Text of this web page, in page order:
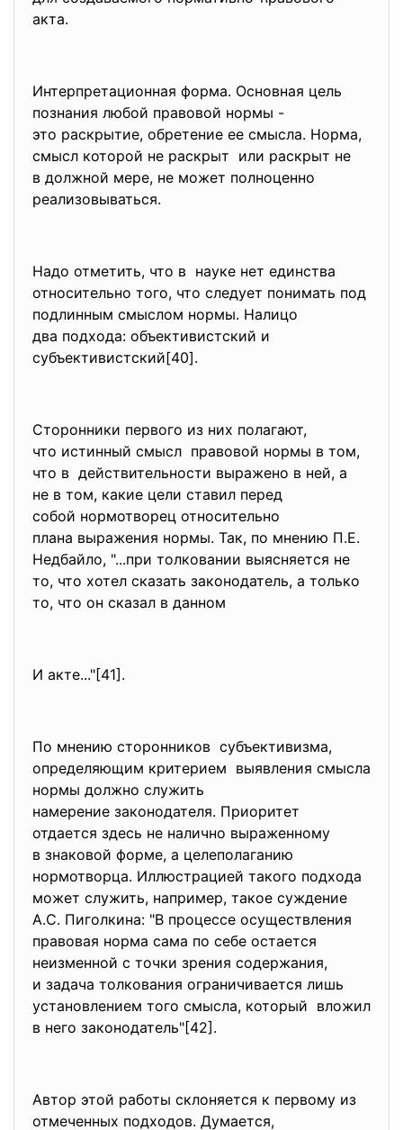
акта.
Интерпретационная форма. Основная цель
познания любой правовой нормы -
это раскрытие, обретение ее смысла. Норма,
смысл которой не раскрыт или раскрыт не
в должной мере, не может полноценно
реализовываться.
Надо отметить, что в науке нет единства
относительно того, что следует понимать под
подлинным смыслом нормы. Налицо
два подхода: объективистский и
субъективистский[40].
Сторонники первого из них полагают,
что истинный смысл правовой нормы в том,
что в действительности выражено в ней, а
не в том, какие цели ставил перед
собой нормотворец относительно
плана выражения нормы. Так, по мнению П.Е.
Недбайло, "...при толковании выясняется не
то, что хотел сказать законодатель, а только
то, что он сказал в данном
И акте..."[41].
По мнению сторонников субъективизма,
определяющим критерием выявления смысла
нормы должно служить
намерение законодателя. Приоритет
отдается здесь не налично выраженному
в знаковой форме, а целеполаганию
нормотворца. Иллюстрацией такого подхода
может служить, например, такое суждение
А.С. Пиголкина: "В процессе осуществления
правовая норма сама по себе остается
неизменной с точки зрения содержания,
и задача толкования ограничивается лишь
установлением того смысла, который вложил
в него законодатель"[42].
Автор этой работы склоняется к первому из
отмеченных подходов. Думается,